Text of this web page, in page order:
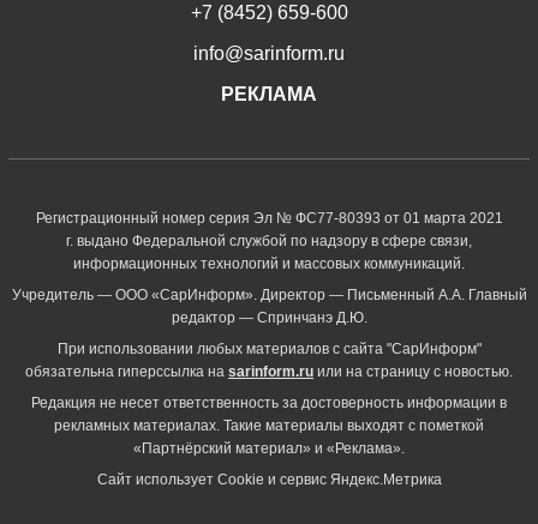
+7 (8452) 659-600
info@sarinform.ru
РЕКЛАМА
Регистрационный номер серия Эл № ФС77-80393 от 01 марта 2021
г. выдано Федеральной службой по надзору в сфере связи,
информационных технологий и массовых коммуникаций.
Учредитель — ООО «СарИнформ». Директор — Письменный А.А. Главный
редактор — Спринчанэ Д.Ю.
При использовании любых материалов с сайта "СарИнформ"
обязательна гиперссылка на sarinform.ru или на страницу с новостью.
Редакция не несет ответственность за достоверность информации в
рекламных материалах. Такие материалы выходят с пометкой
«Партнёрский материал» и «Реклама».
Сайт использует Cookie и сервиc Яндекс.Метрика